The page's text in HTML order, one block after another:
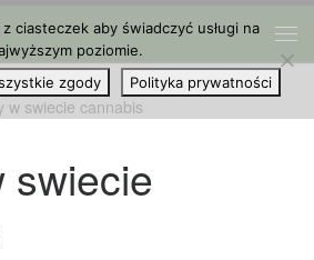
w swiecie cannabis
swiecie
ciasteczek aby świadczyć usługi na
poziomie.
zgody Polityka prywatności